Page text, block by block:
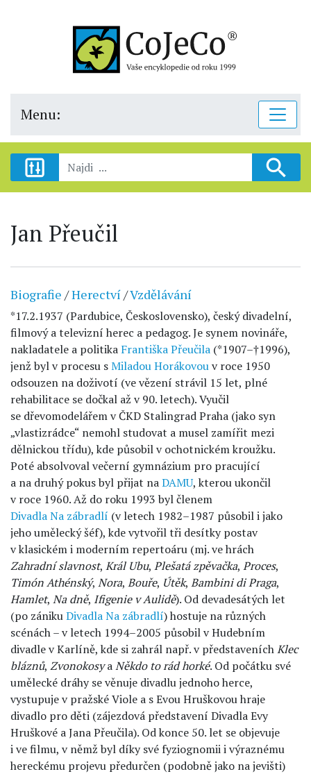
Menu:
Jan Přeučil
Biografie /Herectví/Vzdělávání
*17.2.1937 (Pardubice, Československo), český divadelní,
filmový a televizní herec a pedagog. Je synem novináře,
nakladatele a politika Františka Přeučila (*1907–†1996),
jenž byl v procesu sMiladou Horákovouv roce 1950
odsouzen na doživotí (ve vězení strávil 15 let, plné
rehabilitace se dočkal až v 90. letech). Vyučil
se dřevomodelářem v ČKD Stalingrad Praha (jako syn
„vlastizrádce“ nemohl studovat a musel zamířit mezi
dělnickou třídu), kde působil v ochotnickém kroužku.
Poté absolvoval večerní gymnázium pro pracující
a na druhý pokus byl přijat naDAMU, kterou ukončil
v roce 1960. Až do roku 1993 byl členem
Divadla Na zábradlí (v letech 1982–1987 působil i jako
jeho umělecký šéf), kde vytvořil tři desítky postav
v klasickém i moderním repertoáru (mj. ve hrách
Zahradní slavnost, Král Ubu, Plešatá zpěvačka, Proces,
Timón Athénský, Nora, Bouře, Útěk, Bambini di Praga,
Hamlet, Na dně, Ifigenie v Aulidě). Od devadesátých let
(po zánikuDivadla Na zábradlí) hostuje na různých
scénách – v letech 1994–2005 působil v Hudebním
divadle v Karlíně, kde si zahrál např. v představeníchKlec
bláznů, ZvonokosyaNěkdo to rád horké. Od počátku své
umělecké dráhy se věnuje divadlu jednoho herce,
vystupuje v pražské Viole a s Evou Hruškovou hraje
divadlo pro děti (zájezdová představení Divadla Evy
Hruškové a Jana Přeučila). Od konce 50. let se objevuje
i ve filmu, v němž byl díky své fyziognomii i výraznému
hereckému projevu předurčen (podobně jako na jevišti)